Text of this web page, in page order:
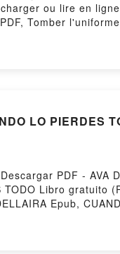
ou lire en
Tomber
Albert Epub
LO PIERDES
Descargar PDF -
Libro gratuito
Epub,
LO PIERDES